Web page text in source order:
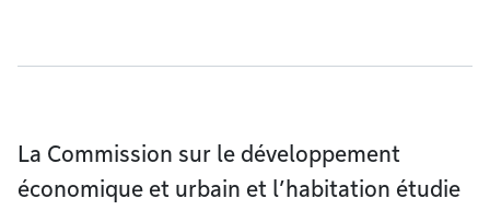
La Commission sur le développement
économique et urbain et l’habitation étudie